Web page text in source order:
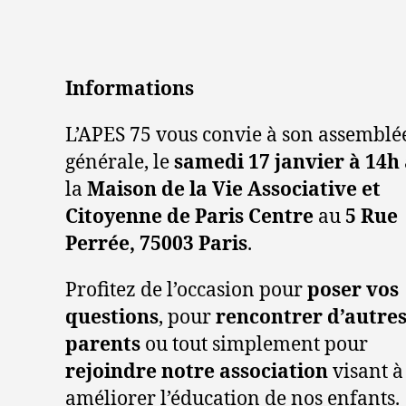
Informations
L’APES 75 vous convie à son
générale, lesamedi 17 janvier à 14h
la Maison de la Vie Associative et
Citoyenne de Paris Centre au5 Rue
Perrée, 75003 Paris.
Profitez de l’occasion pourposer vos
questions, pourrencontrer d’autres
parents ou tout simplement pour
rejoindre notre associationvisant à
améliorer l’éducation de nos enfants.